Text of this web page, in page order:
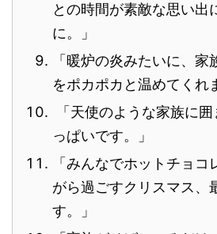
との時間が素敵な思い出
に。」
「暖炉の炎みたいに、
をポカポカと温めてくれ
「天使のような家族に
っぱいです。」
「みんなでホットチョコ
がら過ごすクリスマス、
す。」